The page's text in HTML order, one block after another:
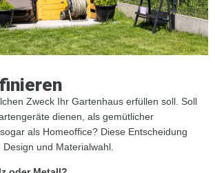
Zweck Ihr Gartenhaus erfüllen soll. Soll
dienen, als gemütlicher
als Homeoffice? Diese Entscheidung
und Materialwahl.